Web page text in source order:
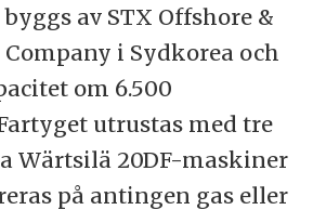
av STX Offshore &
i Sydkorea och
om 6.500
utrustas med tre
Wärtsilä 20DF-maskiner
på antingen gas eller